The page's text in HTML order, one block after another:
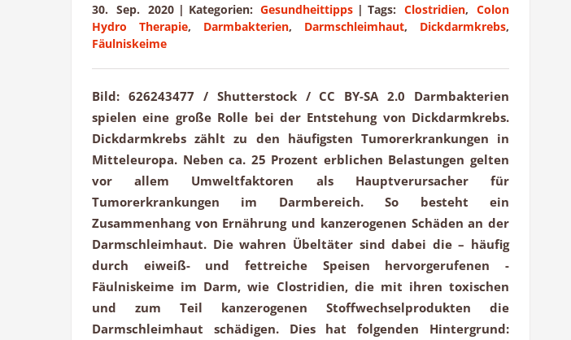
30. Sep. 2020 | Kategorien:Gesundheittipps | Tags:Clostridien,Colon
Hydro Therapie, Darmbakterien, Darmschleimhaut, Dickdarmkrebs,
Fäulniskeime
Bild: 626243477 / Shutterstock / CC BY-SA 2.0 Darmbakterien
spielen eine große Rolle bei der Entstehung von Dickdarmkrebs.
Dickdarmkrebs zählt zu den häufigsten Tumorerkrankungen in
Mitteleuropa. Neben ca. 25 Prozent erblichen Belastungen gelten
vor allem Umweltfaktoren als Hauptverursacher für
Tumorerkrankungen im Darmbereich. So besteht ein
Zusammenhang von Ernährung und kanzerogenen Schäden an der
Darmschleimhaut. Die wahren Übeltäter sind dabei die – häufig
durch eiweiß- und fettreiche Speisen hervorgerufenen -
Fäulniskeime im Darm, wie Clostridien, die mit ihren toxischen
und zum Teil kanzerogenen Stoffwechselprodukten die
Darmschleimhaut schädigen. Dies hat folgenden Hintergrund: